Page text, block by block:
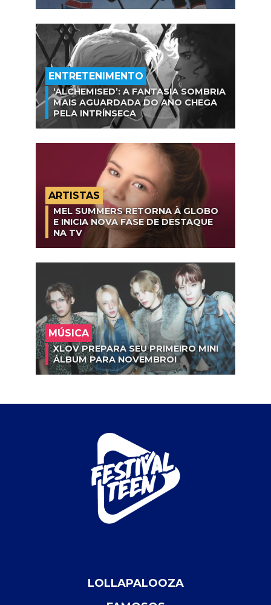
ENTRETENIMENTO
‘ALCHEMISED’: A FANTASIA SOMBRIA
MAIS AGUARDADA DO ANO CHEGA
PELA INTRÍNSECA
ARTISTAS
MEL SUMMERS RETORNA À GLOBO
E INICIA NOVA FASE DE DESTAQUE
NA TV
MÚSICA
XLOV PREPARA SEU PRIMEIRO MINI
ÁLBUM PARA NOVEMBRO!
LOLLAPALOOZA